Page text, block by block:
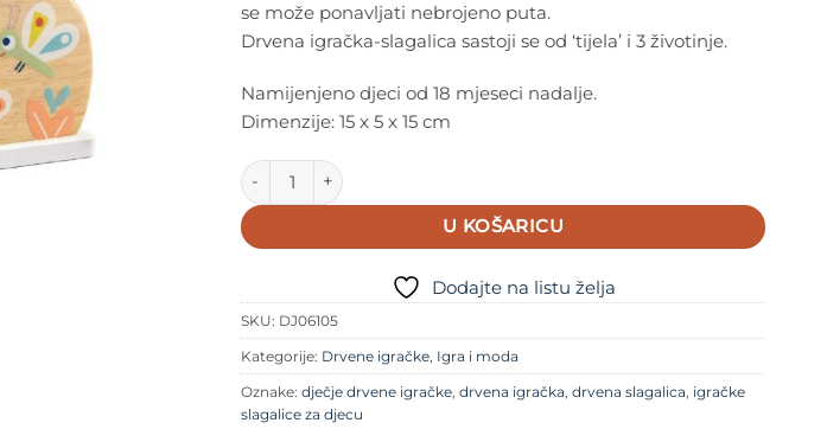
se može ponavljati nebrojeno puta.
Drvena igračka-slagalica sastoji se od ‘tijela’ i 3 životinje.
Namijenjeno djeci od 18 mjeseci nadalje.
Dimenzije: 15 x 5 x 15 cm
Djeco Drvena igračka - BabyPopi količina
U KOŠARICU
Dodajte na listu želja
SKU: DJ06105
Kategorije: Drvene igračke Igra i moda
Oznake: dječje drvene igračke drvena igračka drvena slagalica igračke
slagalice za djecu